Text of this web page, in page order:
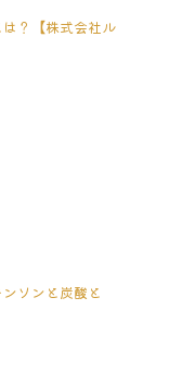
？【株式会社ル
ソンと炭酸と